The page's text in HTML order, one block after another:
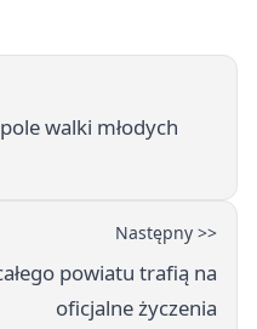
walki młodych
Następny >>
powiatu trafią na
oficjalne życzenia